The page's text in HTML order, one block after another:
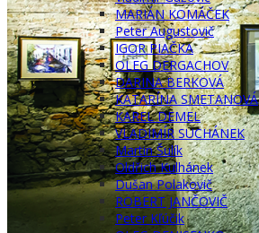
MARIÁN KOMÁČEK
Peter Augustovič
IGOR PIAČKA
OLEG DERGACHOV
DARINA BERKOVÁ
KATARÍNA SMETANOVÁ
KAREL DEMEL
VLADIMÍR SUCHÁNEK
Martin Šulík
Oldřich Kulhánek
Dušan Polakovič
ROBERT JANČOVIČ
Peter Kľúčik